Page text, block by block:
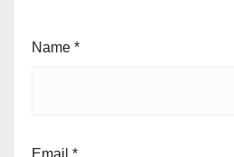
Name *
Email *